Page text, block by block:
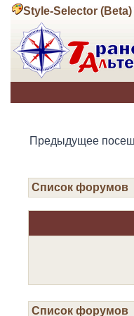
Style-Selector (Beta)
Предыдущее
Список форумов
Список форумов